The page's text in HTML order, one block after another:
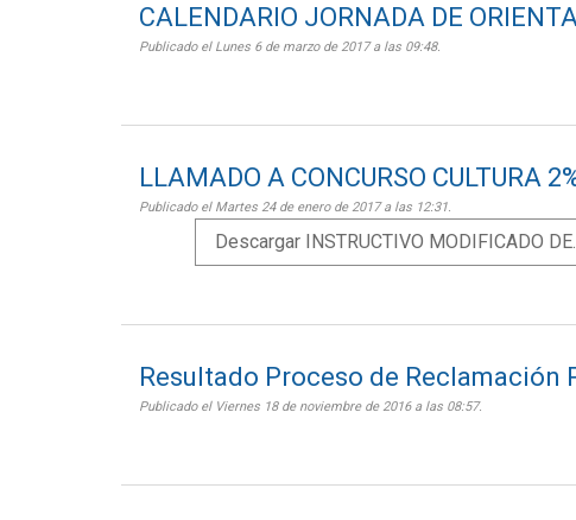
CALENDARIO JORNADA DE
Publicado el Lunes 6 de marzo de 2017 a las 09:48.
LLAMADO A CONCURSO CULTURA
Publicado el Martes 24 de enero de 2017 a las 12:31.
Descargar INSTRUCTIVO MODIFICADO DE...
Resultado Proceso de Reclamación
Publicado el Viernes 18 de noviembre de 2016 a las 08:57.